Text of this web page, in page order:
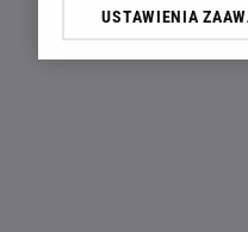
USTAWIENIA